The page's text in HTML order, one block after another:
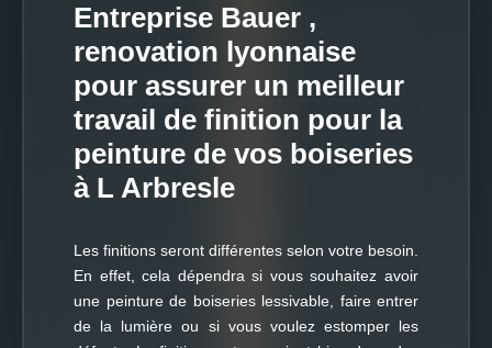
Entreprise Bauer ,
renovation lyonnaise
pour assurer un meilleur
travail de finition pour la
peinture de vos boiseries
à L Arbresle
Les finitions seront différentes selon votre besoin.
En effet, cela dépendra si vous souhaitez avoir
une peinture de boiseries lessivable, faire entrer
de la lumière ou si vous voulez estomper les